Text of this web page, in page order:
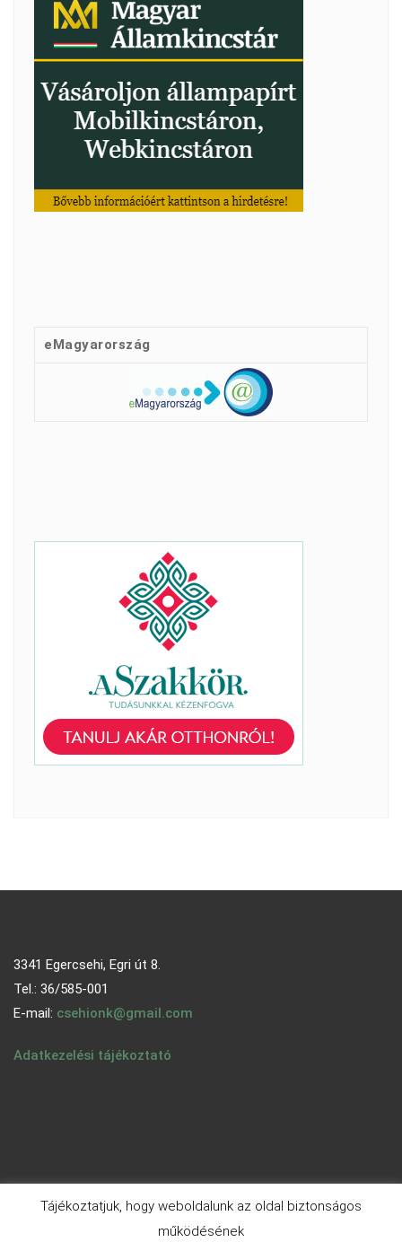
eMagyarország
3341 Egercsehi, Egri út 8.
Tel.: 36/585-001
E-mail: csehionk@gmail.com
Adatkezelési tájékoztató
Tájékoztatjuk, hogy weboldalunk az oldal biztonságos
működésének